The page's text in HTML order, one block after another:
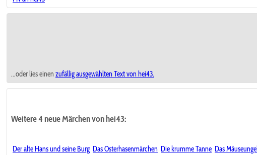
...oder lies einen zufällig ausgewählten Text von hei43.
Weitere 4 neue Märchen von hei43:
Der alte Hans und seine Burg Das Osterhasenmärchen Die krumme Tanne Das